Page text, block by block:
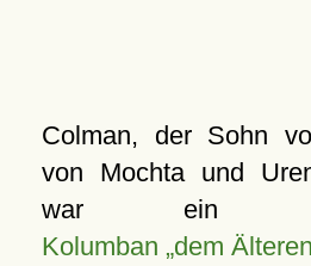
Colman, der Sohn
von Mochta und
war ein
Kolumban „dem